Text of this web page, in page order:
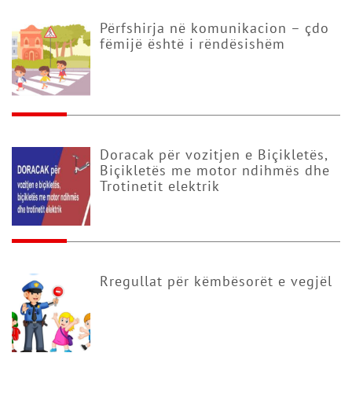
Përfshirja në komunikacion – çdo
fëmijë është i rëndësishëm
Doracak për vozitjen e Biçikletës,
Biçikletës me motor ndihmës dhe
Trotinetit elektrik
Rregullat për këmbësorët e vegjël